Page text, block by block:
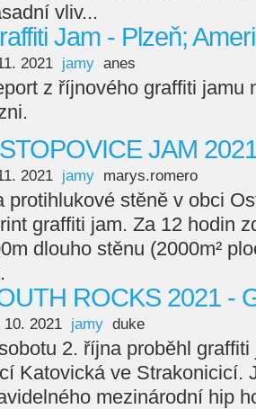
vliv...
Jam - Plzeň;
2021 jamy anes
z říjnového graffiti jamu
JAM
2021 jamy marys.romero
protihlukové stěně v obci
graffiti jam. Za 12 hodin
dlouho stěnu (2000m²
ROCKS 2021 -
10. 2021 jamy duke
2. října proběhl
Katovická ve Strakonicicí.
mezinárodní hip